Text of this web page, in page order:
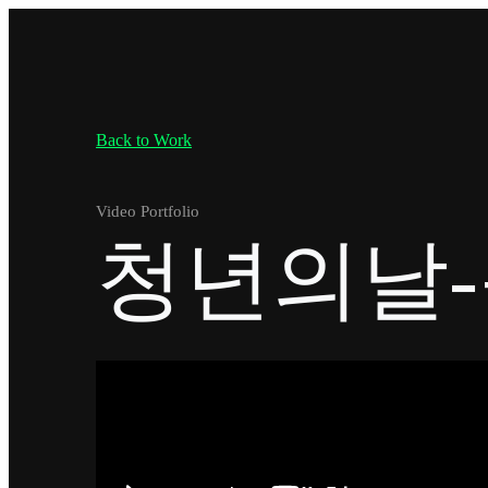
Back to Work
Video Portfolio
청년의날